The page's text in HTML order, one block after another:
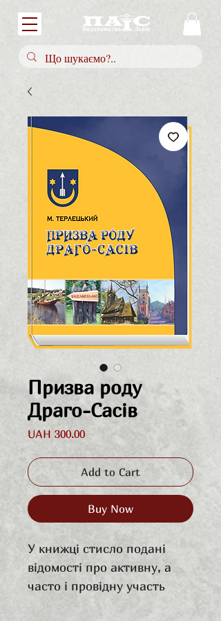
Призва роду
Драго-Сасів
UAH 300.00Price
Add to Cart
Buy Now
У книжці стисло подані
відомості про активну, а
часто і про­відну участь
досвідчених оборонців